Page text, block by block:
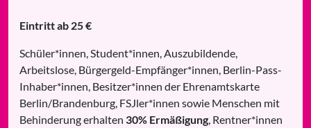
Eintritt ab 25 €
Schüler*innen, Student*innen, Auszubildende,
Arbeitslose, Bürgergeld-Empfänger*innen, Berlin-Pass-
Inhaber*innen, Besitzer*innen der Ehrenamtskarte
Berlin/Brandenburg, FSJler*innen sowie Menschen mit
Behinderung erhalten 30% Ermäßigung , Rentner*innen